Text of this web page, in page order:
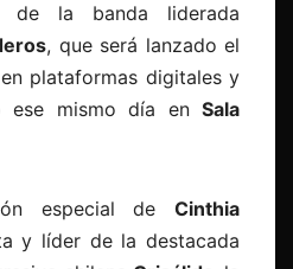
de la banda liderada
, que será lanzado el
plataformas digitales y
ese mismo día en Sala
especial de Cinthia
y líder de la destacada